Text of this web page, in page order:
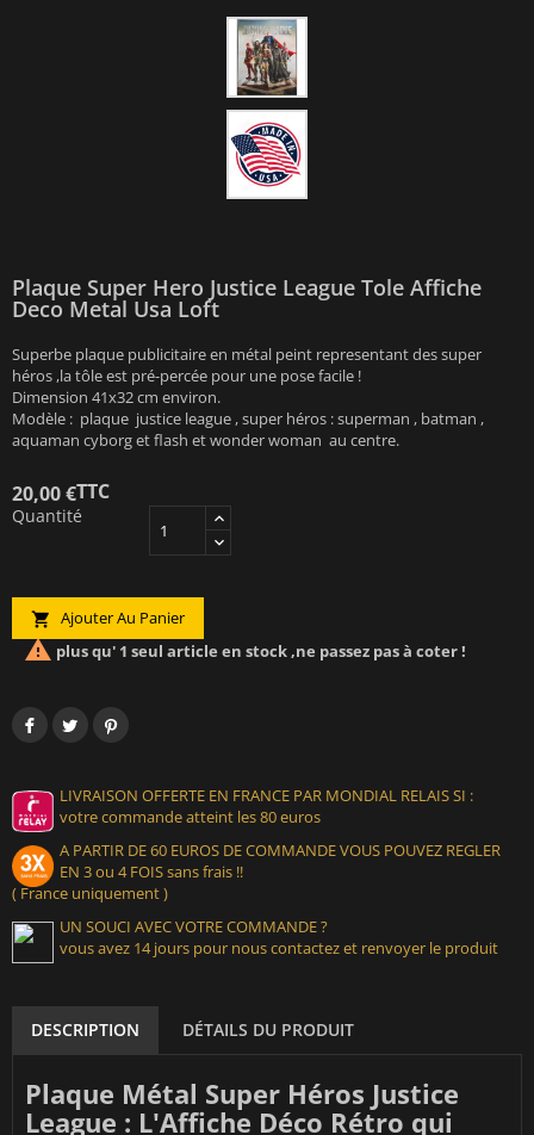
Plaque Super Hero Justice League Tole Affiche
Deco Metal Usa Loft
Superbe plaque publicitaire en métal peint representant des super
héros ,la tôle est pré-percée pour une pose facile !
Dimension 41x32 cm environ.
Modèle : plaque justice league , super héros : superman , batman ,
aquaman cyborg et flash et wonder woman au centre.
20,00 €TTC
Quantité
 Ajouter Au Panier
 plus qu' 1 seul article en stock ,ne passez pas à coter !
LIVRAISON OFFERTE EN FRANCE PAR MONDIAL RELAIS SI :
votre commande atteint les 80 euros
A PARTIR DE 60 EUROS DE COMMANDE VOUS POUVEZ REGLER
EN 3 ou 4 FOIS sans frais !!
( France uniquement )
UN SOUCI AVEC VOTRE COMMANDE ?
vous avez 14 jours pour nous contactez et renvoyer le produit
DESCRIPTION DÉTAILS DU PRODUIT
Plaque Métal Super Héros Justice
League : L'Affiche Déco Rétro qui